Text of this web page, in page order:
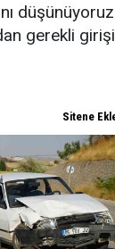
gerekli